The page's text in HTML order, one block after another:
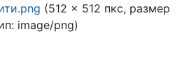
(512 × 512 пкс, размер
image/png)